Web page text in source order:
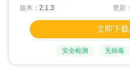
版本： 2.1.3 更新：
立即下载
安全检测 无病毒